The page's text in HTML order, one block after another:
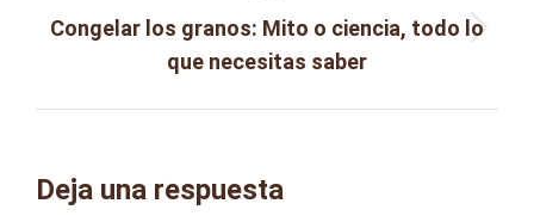
Next
post:
Congelar los granos: Mito o ciencia, todo lo
que necesitas saber
Deja una respuesta